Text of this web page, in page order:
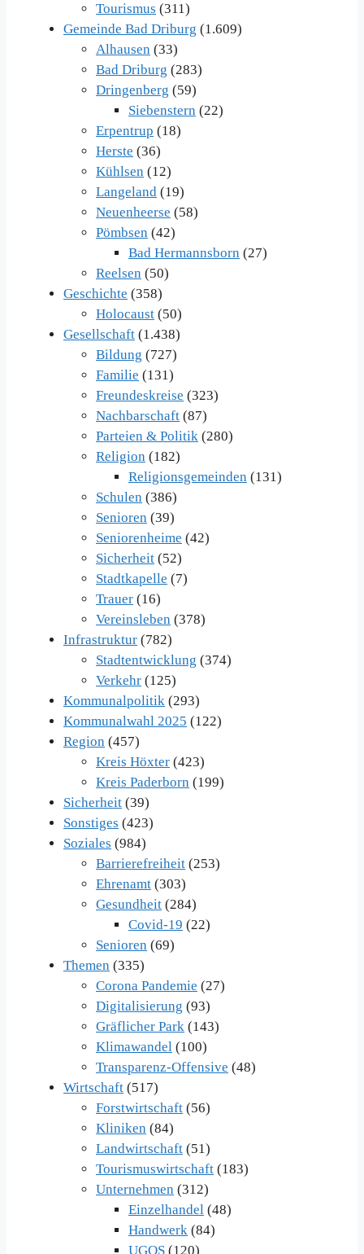
Tourismus (311)
Gemeinde Bad Driburg (1.609)
Alhausen (33)
Bad Driburg (283)
Dringenberg (59)
Siebenstern (22)
Erpentrup (18)
Herste (36)
Kühlsen (12)
Langeland (19)
Neuenheerse (58)
Pömbsen (42)
Bad Hermannsborn (27)
Reelsen (50)
Geschichte (358)
Holocaust (50)
Gesellschaft (1.438)
Bildung (727)
Familie (131)
Freundeskreise (323)
Nachbarschaft (87)
Parteien & Politik (280)
Religion (182)
Religionsgemeinden (131)
Schulen (386)
Senioren (39)
Seniorenheime (42)
Sicherheit (52)
Stadtkapelle (7)
Trauer (16)
Vereinsleben (378)
Infrastruktur (782)
Stadtentwicklung (374)
Verkehr (125)
Kommunalpolitik (293)
Kommunalwahl 2025 (122)
Region (457)
Kreis Höxter (423)
Kreis Paderborn (199)
Sicherheit (39)
Sonstiges (423)
Soziales (984)
Barrierefreiheit (253)
Ehrenamt (303)
Gesundheit (284)
Covid-19 (22)
Senioren (69)
Themen (335)
Corona Pandemie (27)
Digitalisierung (93)
Gräflicher Park (143)
Klimawandel (100)
Transparenz-Offensive (48)
Wirtschaft (517)
Forstwirtschaft (56)
Kliniken (84)
Landwirtschaft (51)
Tourismuswirtschaft (183)
Unternehmen (312)
Einzelhandel (48)
Handwerk (84)
UGOS (120)